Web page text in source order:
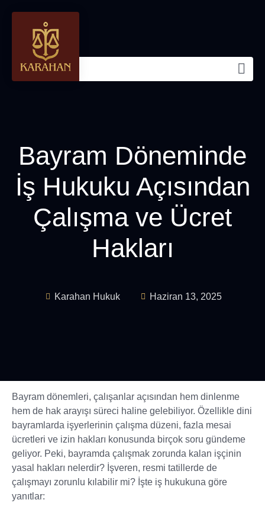
Bayram Döneminde
İş Hukuku Açısından
Çalışma ve Ücret
Hakları
Karahan Hukuk Haziran 13, 2025
Bayram dönemleri, çalışanlar açısından hem dinlenme
hem de hak arayışı süreci haline gelebiliyor. Özellikle dini
bayramlarda işyerlerinin çalışma düzeni, fazla mesai
ücretleri ve izin hakları konusunda birçok soru gündeme
geliyor. Peki, bayramda çalışmak zorunda kalan işçinin
yasal hakları nelerdir? İşveren, resmi tatillerde de
çalışmayı zorunlu kılabilir mi? İşte iş hukukuna göre
yanıtlar: